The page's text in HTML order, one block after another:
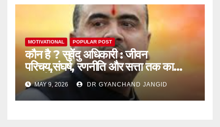
MOTIVATIONAL POPULAR POST
कौन है ? सुवेंदु अधिकारी : जीवन
परिचय,संघर्ष, रणनीति और सत्ता तक का
राजनीतिक सफर
MAY 9, 2026 DR GYANCHAND JANGID